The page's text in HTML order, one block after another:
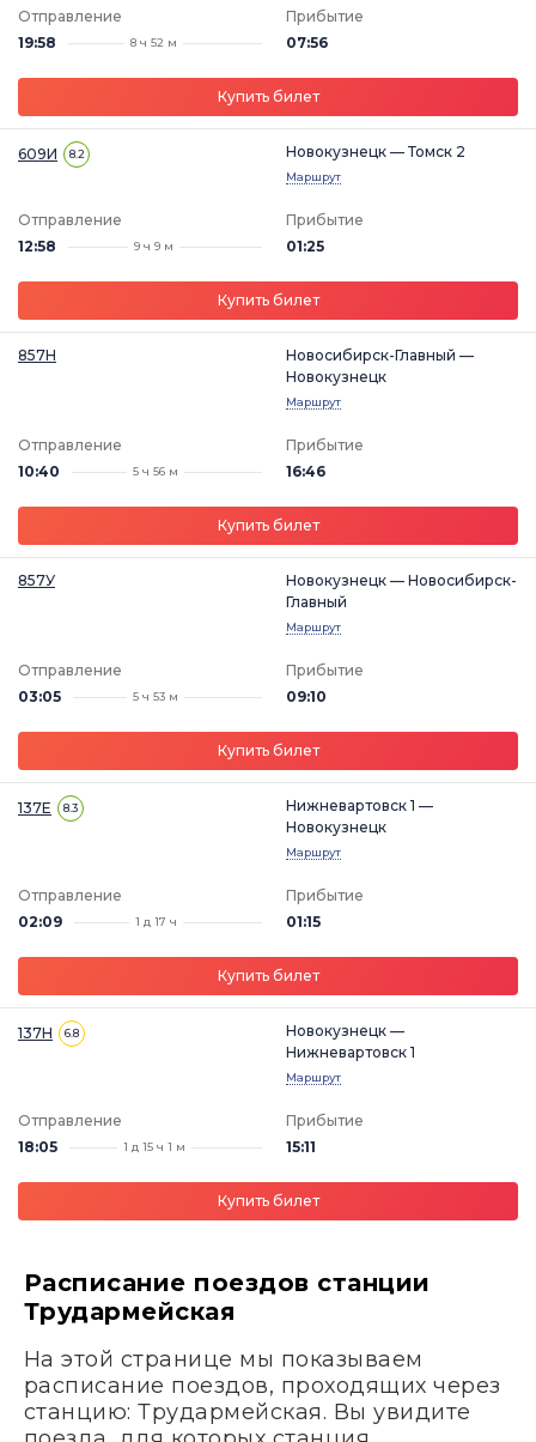
Отправление
19:58
8 ч 52 м
Прибытие
07:56
Купить билет
609И 8.2 Новокузнецк — Томск 2
Маршрут
Отправление
12:58
9 ч 9 м
Прибытие
01:25
Купить билет
857Н
Новосибирск-Главный —
Новокузнецк
Маршрут
Отправление
10:40
5 ч 56 м
Прибытие
16:46
Купить билет
857У
Новокузнецк — Новосибирск-
Главный
Маршрут
Отправление
03:05
5 ч 53 м
Прибытие
09:10
Купить билет
137Е 8.3
Нижневартовск 1 —
Новокузнецк
Маршрут
Отправление
02:09
1 д 17 ч
Прибытие
01:15
Купить билет
137Н 6.8
Новокузнецк —
Нижневартовск 1
Маршрут
Отправление
18:05
1 д 15 ч 1 м
Прибытие
15:11
Купить билет
Расписание поездов станции
Трудармейская
На этой странице мы показываем
расписание поездов, проходящих через
станцию: Трудармейская. Вы увидите